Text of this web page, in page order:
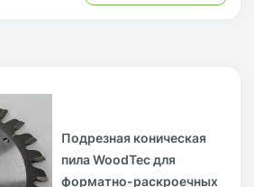
Подрезная коническая
пила WoodTec для
форматно-раскроечных